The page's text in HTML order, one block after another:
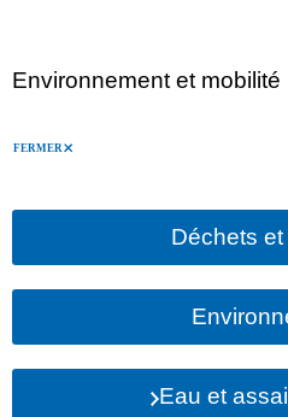
Environnement et mobilité
FERMER
Déchets
Eau et